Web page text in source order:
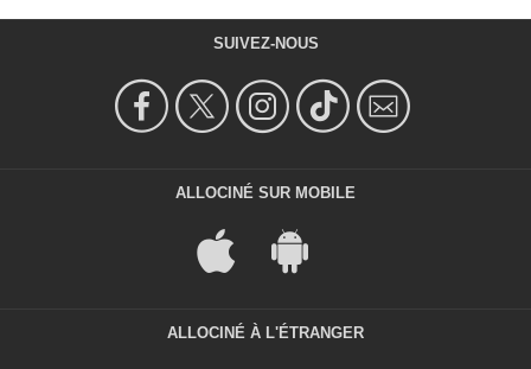
SUIVEZ-NOUS
ALLOCINÉ SUR MOBILE
ALLOCINÉ À L'ÉTRANGER